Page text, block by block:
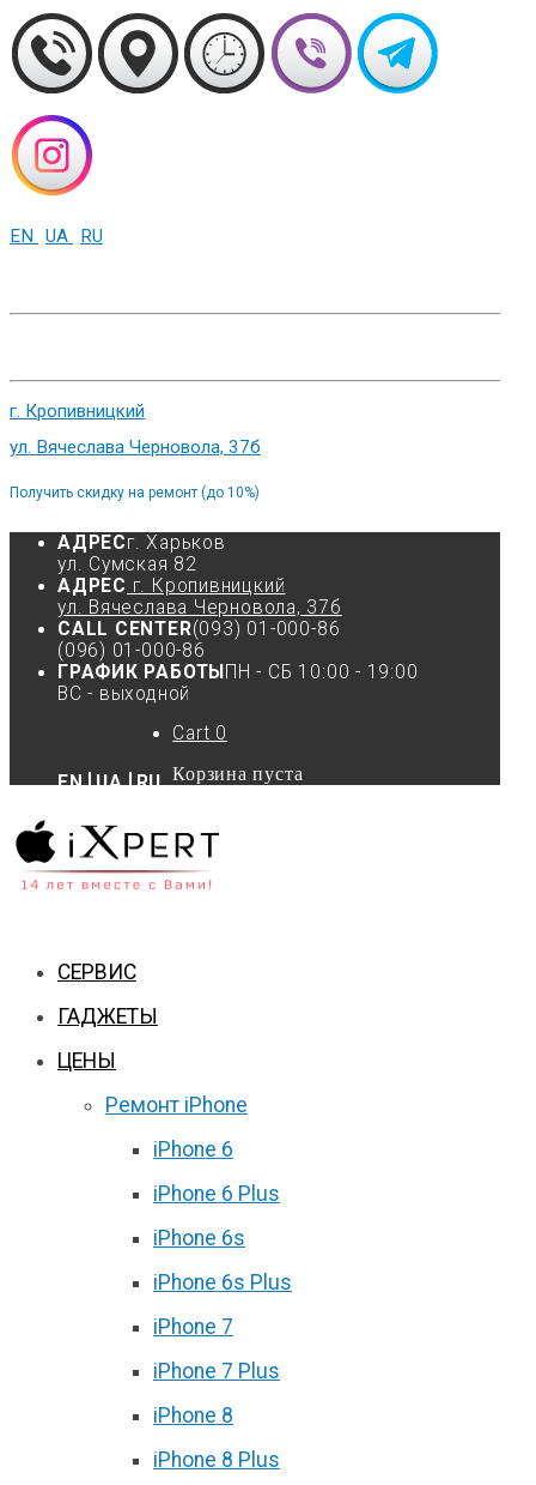
EN UA RU
г. Кропивницкий
ул. Вячеслава Черновола, 37б
Получить скидку на ремонт (до 10%)
АДРЕСг. Харьков
ул. Сумская 82
АДРЕС г. Кропивницкий
ул. Вячеслава Черновола, 37б
CALL CENTER(093) 01-000-86
(096) 01-000-86
ГРАФИК РАБОТЫ ПН - СБ 10:00 - 19:00
ВС - выходной
EN UA RU
Cart 0
Корзина пуста
СЕРВИС
ГАДЖЕТЫ
ЦЕНЫ
Ремонт iPhone
iPhone 6
iPhone 6 Plus
iPhone 6s
iPhone 6s Plus
iPhone 7
iPhone 7 Plus
iPhone 8
iPhone 8 Plus